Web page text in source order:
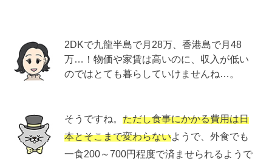
2DKで九龍半島で月28万、香港島で月48
万…！物価や家賃は高いのに、収入が低い
のではとても暮らしていけませんね…。
そうですね。ただし食事にかかる費用は日
本とそこまで変わらないようで、外食でも
一食200～700円程度で済ませられるようで